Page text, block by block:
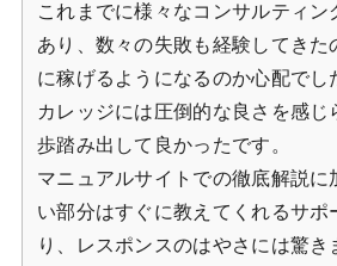
これまでに様々なコンサルティン
あり、数々の失敗も経験してきた
に稼げるようになるのか心配でし
カレッジには圧倒的な良さを感じ
歩踏み出して良かったです。
マニュアルサイトでの徹底解説に
い部分はすぐに教えてくれるサポ
り、レスポンスのはやさには驚き